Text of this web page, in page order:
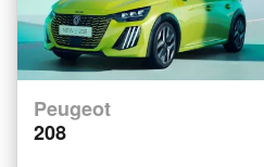
Peugeot
208